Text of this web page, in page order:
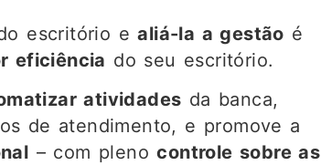
escritório ealiá-la a gestão é
eficiência do seu escritório.
atividades da banca,
de atendimento, e promove a
– com plenocontrole sobre as